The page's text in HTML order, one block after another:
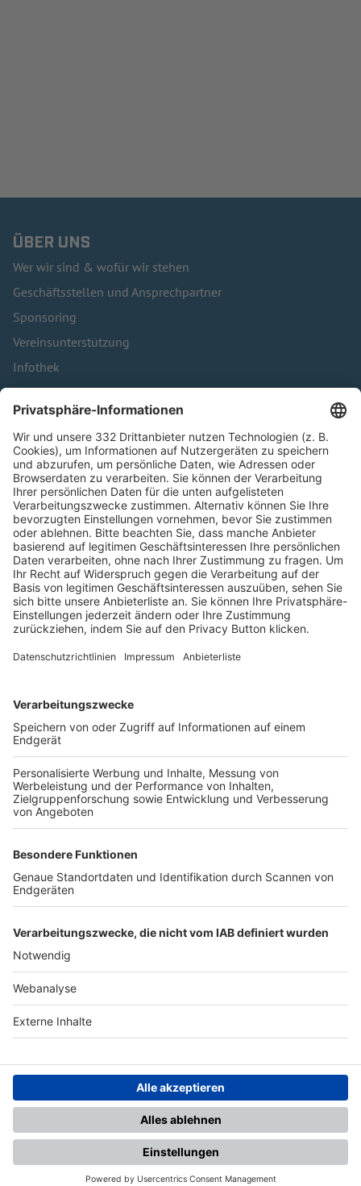
ÜBER UNS
Wer wir sind & wofür wir stehen
Geschäftsstellen und Ansprechpartner
Sponsoring
Vereinsunterstützung
Infothek
Kontakt
HÄUFIG BESUCHTE SEITEN
Pässe und Vereinswechsel
Trainerausbildung
Schulungsangebot Vereinsmitarbeiter
BFV-Geschäftsstellen
Trainerbörse
Login SpielPlus
FOLGE DEM BFV
TOP-VEREINE
TOP-PARTNER
SFV DFB
Nutzungsbedingungen Datenschutz Impressum
Ihr Gerät wird möglicherweise
nicht vollständig unterstützt.
Für die beste Nutzung empfehlen
wir ein kompatibles Gerät oder
einen aktuellen Browser.